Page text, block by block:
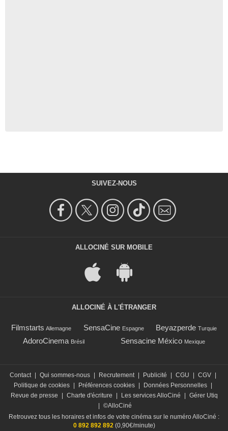
SUIVEZ-NOUS
ALLOCINÉ SUR MOBILE
ALLOCINÉ À L'ÉTRANGER
Filmstarts Allemagne SensaCine Espagne Beyazperde Turquie
AdoroCinema Brésil Sensacine México Mexique
Contact | Qui sommes-nous | Recrutement | Publicité | CGU | CGV |
Politique de cookies | Préférences cookies | Données Personnelles |
Revue de presse
| Charte d'écriture | Les services AlloCiné | Gérer Utiq
| ©AlloCiné
Retrouvez tous les horaires et infos de votre cinéma sur le numéro AlloCiné :
0 892 892 892 (0,90€/minute)